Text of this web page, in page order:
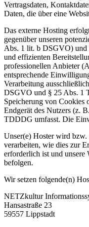
Vertragsdaten,
Daten, die über eine
Das externe Hosting
gegenüber unseren
Abs. 1 lit. b DSGVO) und
und effizienten
professionellen Anbieter
entsprechende
Verarbeitung
DSGVO und § 25 Abs. 1
Speicherung von
Endgerät des Nutzers (z.
TDDDG umfasst. Die
Unser(e) Hoster wird
verarbeiten, wie dies zur
erforderlich ist und unsere
befolgen.
Wir setzen folgende(n)
NETZkultur
Hansastraße 23
59557 Lippstadt